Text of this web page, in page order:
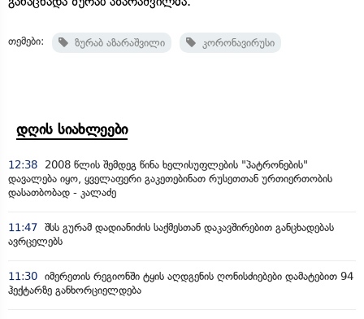
თემები: ზურაბ აზარაშვილი კორონავირუსი
დღის სიახლეები
12:38
2008 წლის შემდეგ წინა ხელისუფლების "პატრონების"
დავალება იყო, ყველაფერი გაკეთებინათ რუსეთთან ურთიერთობის
დასათბობად - კალაძე
11:47 შსს გურამ დადიანიძის საქმესთან დაკავშირებით განცხადებას
ავრცელებს
11:30 იმერეთის რეგიონში ტყის აღდგენის ღონისძიებები დამატებით 94
ჰექტარზე განხორციელდება